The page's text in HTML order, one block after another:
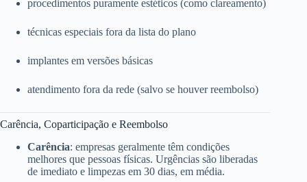
procedimentos puramente estéticos (como clareamento)
técnicas especiais fora da lista do plano
implantes em versões básicas
atendimento fora da rede (salvo se houver reembolso)
Carência, Coparticipação e Reembolso
Carência: empresas geralmente têm condições
melhores que pessoas físicas. Urgências são liberadas
de imediato e limpezas em 30 dias, em média.